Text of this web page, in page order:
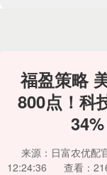
福盈策略
800点！科
来源：日富农优配
12:24:36
查看：